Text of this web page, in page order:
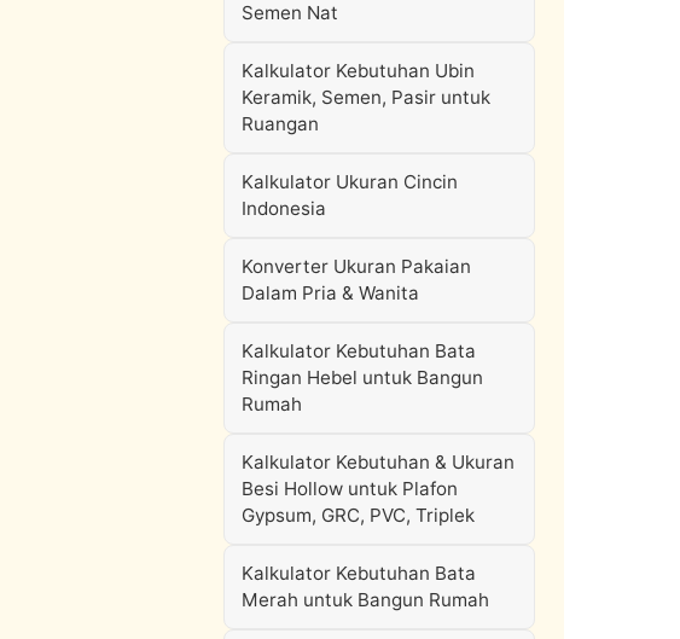
Semen Nat
Kalkulator Kebutuhan Ubin
Keramik, Semen, Pasir untuk
Ruangan
Kalkulator Ukuran Cincin
Indonesia
Konverter Ukuran Pakaian
Dalam Pria & Wanita
Kalkulator Kebutuhan Bata
Ringan Hebel untuk Bangun
Rumah
Kalkulator Kebutuhan & Ukuran
Besi Hollow untuk Plafon
Gypsum, GRC, PVC, Triplek
Kalkulator Kebutuhan Bata
Merah untuk Bangun Rumah